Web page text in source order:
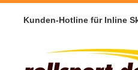
Kunden-Hotline für Inline